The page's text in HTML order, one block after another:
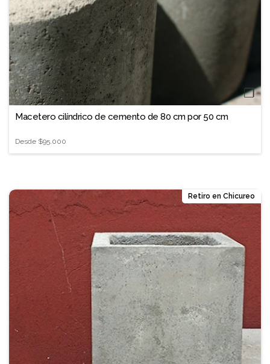
❐
Macetero cilíndrico de cemento de 80 cm por 50 cm
Desde $95.000
Retiro en Chicureo